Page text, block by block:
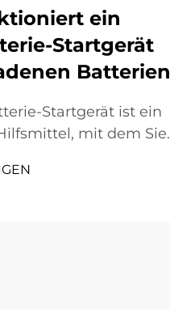
ein
Startgerät
Batterien
Startgerät ist ein
mit dem Sie
ist. Manchmal